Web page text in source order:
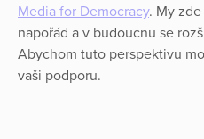
Media for Democracy. My
napořád a v budoucnu se
Abychom tuto perspektivu
vaši podporu.